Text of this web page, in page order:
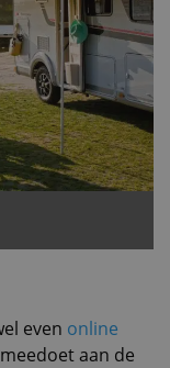
even online
aan de